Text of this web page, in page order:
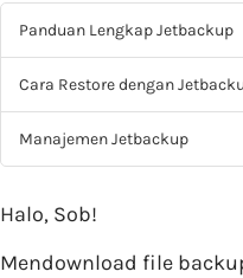
Panduan Lengkap Jetbackup
Cara Restore dengan
Manajemen Jetbackup
Halo, Sob!
Mendownload file